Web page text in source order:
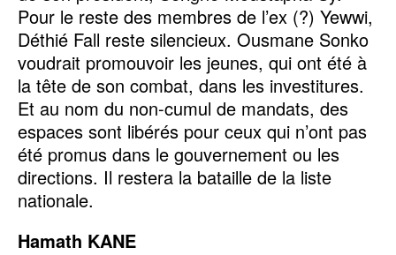
Pour le reste des membres de l’ex (?) Yewwi,
Déthié Fall reste silencieux. Ousmane Sonko
voudrait promouvoir les jeunes, qui ont été à
la tête de son combat, dans les investitures.
Et au nom du non-cumul de mandats, des
espaces sont libérés pour ceux qui n’ont pas
été promus dans le gouvernement ou les
directions. Il restera la bataille de la liste
nationale.
Hamath KANE